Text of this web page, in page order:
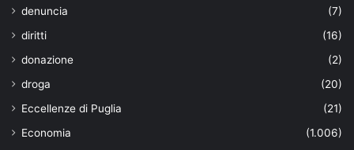
denuncia
(7)
diritti
(16)
donazione
(2)
droga
(20)
Eccellenze di Puglia
(21)
Economia
(1.006)